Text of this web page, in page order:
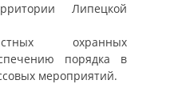
Липецкой
охранных
порядка в
мероприятий.